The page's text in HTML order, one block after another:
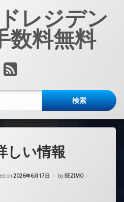
レジデン
数料無料
RSS
検索:
しい情報
on 2026年6月17日 bySEZIMO